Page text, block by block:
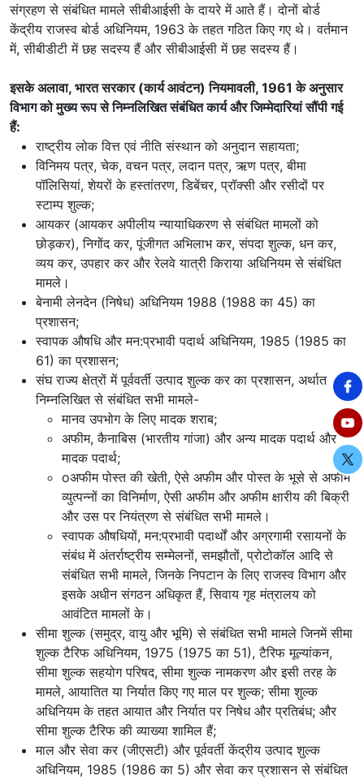
संग्रहण से संबंधित मामले सीबीआईसी के दायरे में आते हैं। दोनों बोर्ड
केंद्रीय राजस्व बोर्ड अधिनियम, 1963 के तहत गठित किए गए थे। वर्तमान
में, सीबीडीटी में छह सदस्य हैं और सीबीआईसी में छह सदस्य हैं।
इसके अलावा, भारत सरकार (कार्य आवंटन) नियमावली, 1961 के अनुसार
विभाग को मुख्य रूप से निम्नलिखित संबंधित कार्य और जिम्मेदारियां सौंपी गई
हैं:
राष्ट्रीय लोक वित्त एवं नीति संस्थान को अनुदान सहायता;
विनिमय पत्र, चेक, वचन पत्र, लदान पत्र, ऋण पत्र, बीमा
पॉलिसियां, शेयरों के हस्तांतरण, डिबेंचर, प्रॉक्सी और रसीदों पर
स्टाम्प शुल्क;
आयकर (आयकर अपीलीय न्यायाधिकरण से संबंधित मामलों को
छोड़कर), निगोंद कर, पूंजीगत अभिलाभ कर, संपदा शुल्क, धन कर,
व्यय कर, उपहार कर और रेलवे यात्री किराया अधिनियम से संबंधित
मामले।
बेनामी लेनदेन (निषेध) अधिनियम 1988 (1988 का 45) का
प्रशासन;
स्वापक औषधि और मन:प्रभावी पदार्थ अधिनियम, 1985 (1985 का
61) का प्रशासन;
संघ राज्य क्षेत्रों में पूर्ववर्ती उत्पाद शुल्क कर का प्रशासन, अर्थात
निम्नलिखित से संबंधित सभी मामले-
मानव उपभोग के लिए मादक शराब;
अफीम, कैनाबिस (भारतीय गांजा) और अन्य मादक पदार्थ और
मादक पदार्थ;
oअफीम पोस्त की खेती, ऐसे अफीम और पोस्त के भूसे से अफीम
व्युत्पन्नों का विनिर्माण, ऐसी अफीम और अफीम क्षारीय की बिक्री
और उस पर नियंत्रण से संबंधित सभी मामले।
स्वापक औषधियों, मन:प्रभावी पदार्थों और अग्रगामी रसायनों के
संबंध में अंतर्राष्ट्रीय सम्मेलनों, समझौतों, प्रोटोकॉल आदि से
संबंधित सभी मामले, जिनके निपटान के लिए राजस्व विभाग और
इसके अधीन संगठन अधिकृत हैं, सिवाय गृह मंत्रालय को
आवंटित मामलों के।
सीमा शुल्क (समुद्र, वायु और भूमि) से संबंधित सभी मामले जिनमें सीमा
शुल्क टैरिफ अधिनियम, 1975 (1975 का 51), टैरिफ मूल्यांकन,
सीमा शुल्क सहयोग परिषद, सीमा शुल्क नामकरण और इसी तरह के
मामले, आयातित या निर्यात किए गए माल पर शुल्क; सीमा शुल्क
अधिनियम के तहत आयात और निर्यात पर निषेध और प्रतिबंध; और
सीमा शुल्क टैरिफ की व्याख्या शामिल हैं;
माल और सेवा कर (जीएसटी) और पूर्ववर्ती केंद्रीय उत्पाद शुल्क
अधिनियम, 1985 (1986 का 5) और सेवा कर प्रशासन से संबंधित